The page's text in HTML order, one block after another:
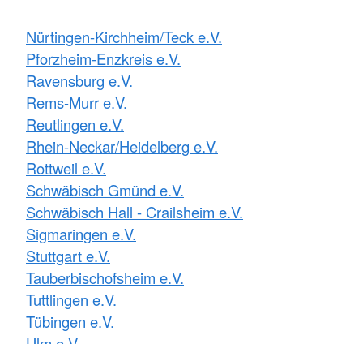
Nürtingen-Kirchheim/Teck e.V.
Pforzheim-Enzkreis e.V.
Ravensburg e.V.
Rems-Murr e.V.
Reutlingen e.V.
Rhein-Neckar/Heidelberg e.V.
Rottweil e.V.
Schwäbisch Gmünd e.V.
Schwäbisch Hall - Crailsheim e.V.
Sigmaringen e.V.
Stuttgart e.V.
Tauberbischofsheim e.V.
Tuttlingen e.V.
Tübingen e.V.